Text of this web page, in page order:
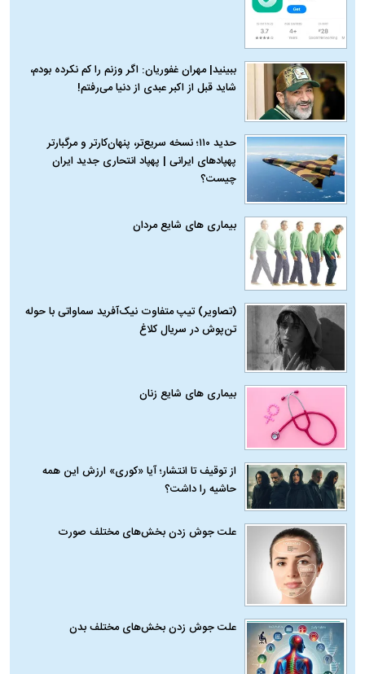
ببینید| مهران غفوریان: اگر وزنم را کم نکرده بودم،
شاید قبل از اکبر عبدی از دنیا می‌رفتم!
حدید ۱۱۰؛ نسخه سریع‌تر، پنهان‌کارتر و مرگبارتر
پهپادهای ایرانی | پهپاد انتحاری جدید ایران
چیست؟
بیماری‌ های شایع مردان
(تصاویر) تیپ متفاوت نیک‌آفرید سماواتی با حوله
تن‌پوش در سریال کلاغ
بیماری‌ های شایع زنان
از توقیف تا انتشار؛ آیا «کوری» ارزش این همه
حاشیه را داشت؟
علت جوش زدن بخش‌های مختلف صورت
علت جوش زدن بخش‌های مختلف بدن